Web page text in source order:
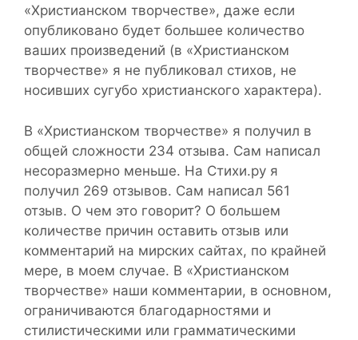
«Христианском творчестве», даже если
опубликовано будет большее количество
ваших произведений (в «Христианском
творчестве» я не публиковал стихов, не
носивших сугубо христианского характера).
В «Христианском творчестве» я получил в
общей сложности 234 отзыва. Сам написал
несоразмерно меньше. На Стихи.ру я
получил 269 отзывов. Сам написал 561
отзыв. О чем это говорит? О большем
количестве причин оставить отзыв или
комментарий на мирских сайтах, по крайней
мере, в моем случае. В «Христианском
творчестве» наши комментарии, в основном,
ограничиваются благодарностями и
стилистическими или грамматическими